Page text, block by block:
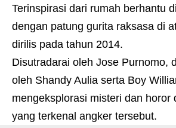
Terinspirasi dari rumah berhantu
dengan patung gurita raksasa di
dirilis pada tahun 2014.
Disutradarai oleh Jose Purnomo,
oleh Shandy Aulia serta Boy
mengeksplorasi misteri dan horor
yang terkenal angker tersebut.